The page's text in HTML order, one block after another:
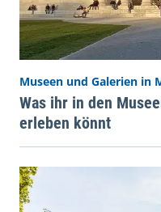
Museen und Galerien in
Was ihr in den
erleben könnt